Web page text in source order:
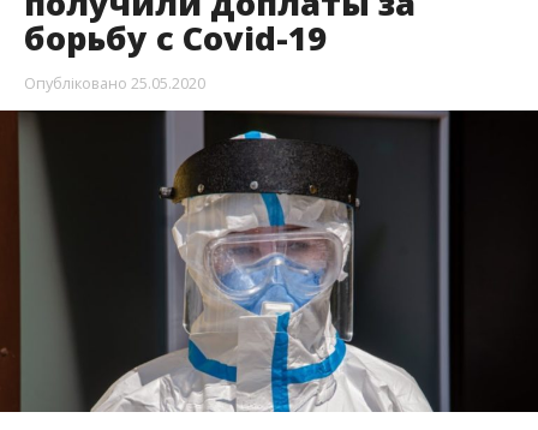
борьбу с Covid-19
Опубліковано 25.05.2020